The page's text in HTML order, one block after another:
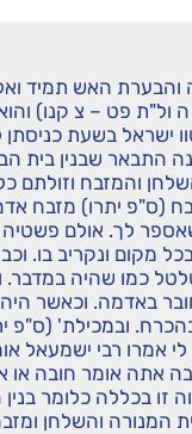
האש תמיד
פט – צ קנו)
ישראל בשעת
התבאר שבנין בית
והמזבח
(ס"פ יתרו) מזבח
לך. אולם
ונקריב בו.
כמו שהיה
באדמה. וכאשר היה
ובמכילת' (ס"פ
אמרו רבי ישמעאל
אתה אומר חובה או
בכללה כלומר
המנורה והשלחן